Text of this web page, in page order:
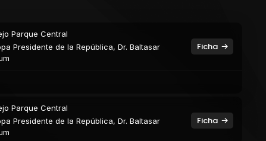
Parque Central
Presidente de la República, Dr. Baltasar
Ficha
Parque Central
Presidente de la República, Dr. Baltasar
Ficha